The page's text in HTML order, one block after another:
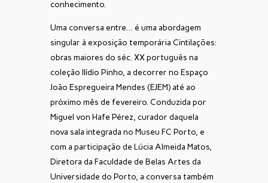
conhecimento.
Uma conversa entre… é uma abordagem
singular à exposição temporária Cintilações:
obras maiores do séc. XX português na
coleção Ilídio Pinho, a decorrer no Espaço
João Espregueira Mendes (EJEM) até ao
próximo mês de fevereiro. Conduzida por
Miguel von Hafe Pérez, curador daquela
nova sala integrada no Museu FC Porto, e
com a participação de Lúcia Almeida Matos,
Diretora da Faculdade de Belas Artes da
Universidade do Porto, a conversa também